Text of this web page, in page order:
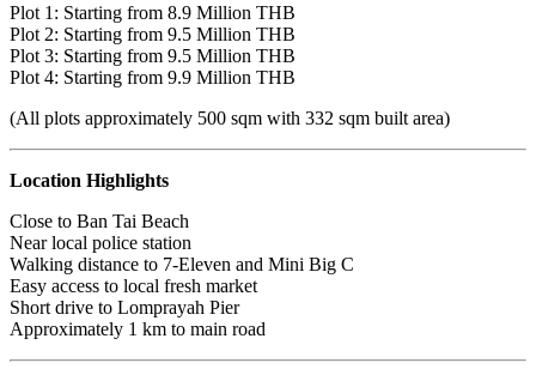
Plot 1: Starting from 8.9 Million THB
Plot 2: Starting from 9.5 Million THB
Plot 3: Starting from 9.5 Million THB
Plot 4: Starting from 9.9 Million THB
(All plots approximately 500 sqm with 332 sqm built area)
Location Highlights
Close to Ban Tai Beach
Near local police station
Walking distance to 7-Eleven and Mini Big C
Easy access to local fresh market
Short drive to Lomprayah Pier
Approximately 1 km to main road